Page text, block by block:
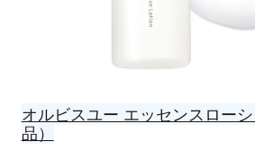
オルビスユー エッセンスロー
品）